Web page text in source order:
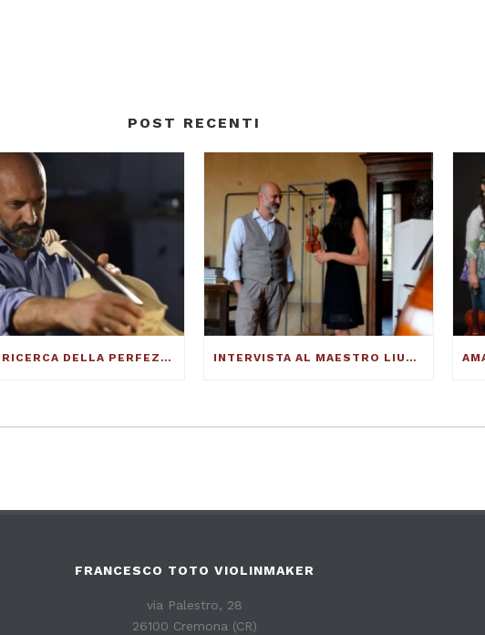
POST RECENTI
ALLA RICERCA DELLA PERFEZIONE DEL SUONO – FRANCESCO TOTO VIOLINMAKER – ARTICOLO SU THE DUCKER MAGAZINE INTERVISTA AL MAESTRO LIUTAIO FRANCESCO TOTO: ECCO COME SI COSTRUISCE UN VIOLINO ECCELLENTE
FRANCESCO TOTO VIOLINMAKER
via Palestro, 28
26100 Cremona (CR)